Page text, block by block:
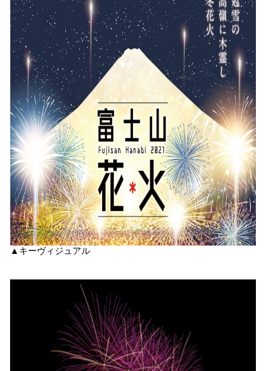
▲キーヴィジュアル